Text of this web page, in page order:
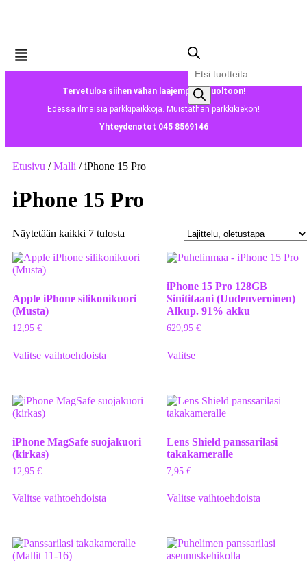
Tervetuloa siihen vähän laajempaan huoltoon!
Edessä ilmaisia parkkipaikkoja. Muistathan parkkikiekon!
Yhteydenotot 045 8569146
Etusivu /Malli / iPhone 15 Pro
iPhone 15 Pro
Näytetään kaikki 7 tulosta
Apple iPhone silikonikuori
(Musta)
12,95 €
Valitse vaihtoehdoista
iPhone 15 Pro 128GB
Sinititaani (Uudenveroinen)
Alkup. 91% akku
629,95 €
Valitse
iPhone MagSafe suojakuori
(kirkas)
12,95 €
Valitse vaihtoehdoista
Lens Shield panssarilasi
takakameralle
7,95 €
Valitse vaihtoehdoista